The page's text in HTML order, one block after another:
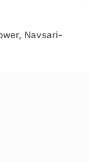
Navsari-